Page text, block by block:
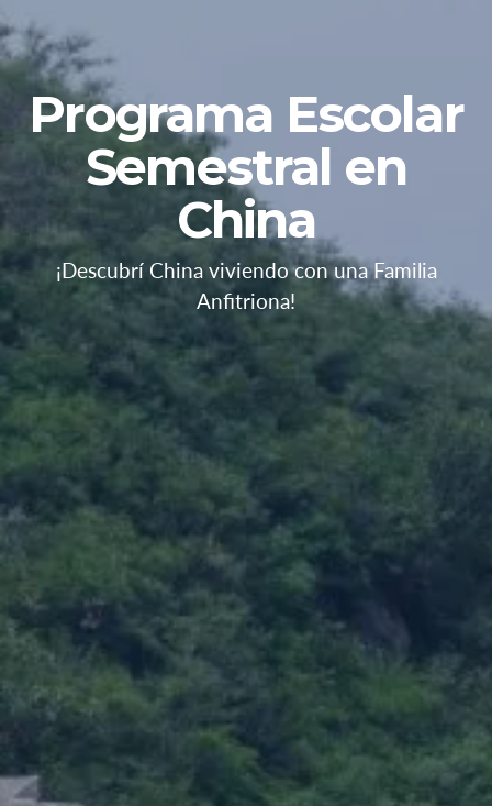
Programa Escolar
Semestral en
China
¡Descubrí China viviendo con una Familia
Anfitriona!